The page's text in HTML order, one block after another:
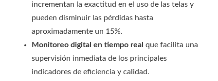
incrementan la exactitud en el uso de las telas y
pueden disminuir las pérdidas hasta
aproximadamente un 15%.
Monitoreo digital en tiempo real que facilita una
supervisión inmediata de los principales
indicadores de eficiencia y calidad.